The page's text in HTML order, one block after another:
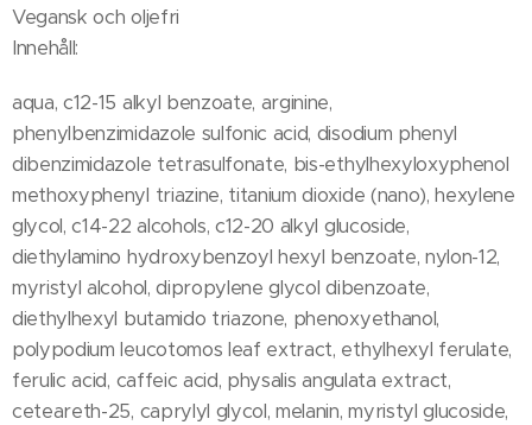
Vegansk och oljefri
Innehåll:
aqua, c12-15 alkyl benzoate, arginine,
phenylbenzimidazole sulfonic acid, disodium phenyl
dibenzimidazole tetrasulfonate, bis-ethylhexyloxyphenol
methoxyphenyl triazine, titanium dioxide (nano), hexylene
glycol, c14-22 alcohols, c12-20 alkyl glucoside,
diethylamino hydroxybenzoyl hexyl benzoate, nylon-12,
myristyl alcohol, dipropylene glycol dibenzoate,
diethylhexyl butamido triazone, phenoxyethanol,
polypodium leucotomos leaf extract, ethylhexyl ferulate,
ferulic acid, caffeic acid, physalis angulata extract,
ceteareth-25, caprylyl glycol, melanin, myristyl glucoside,